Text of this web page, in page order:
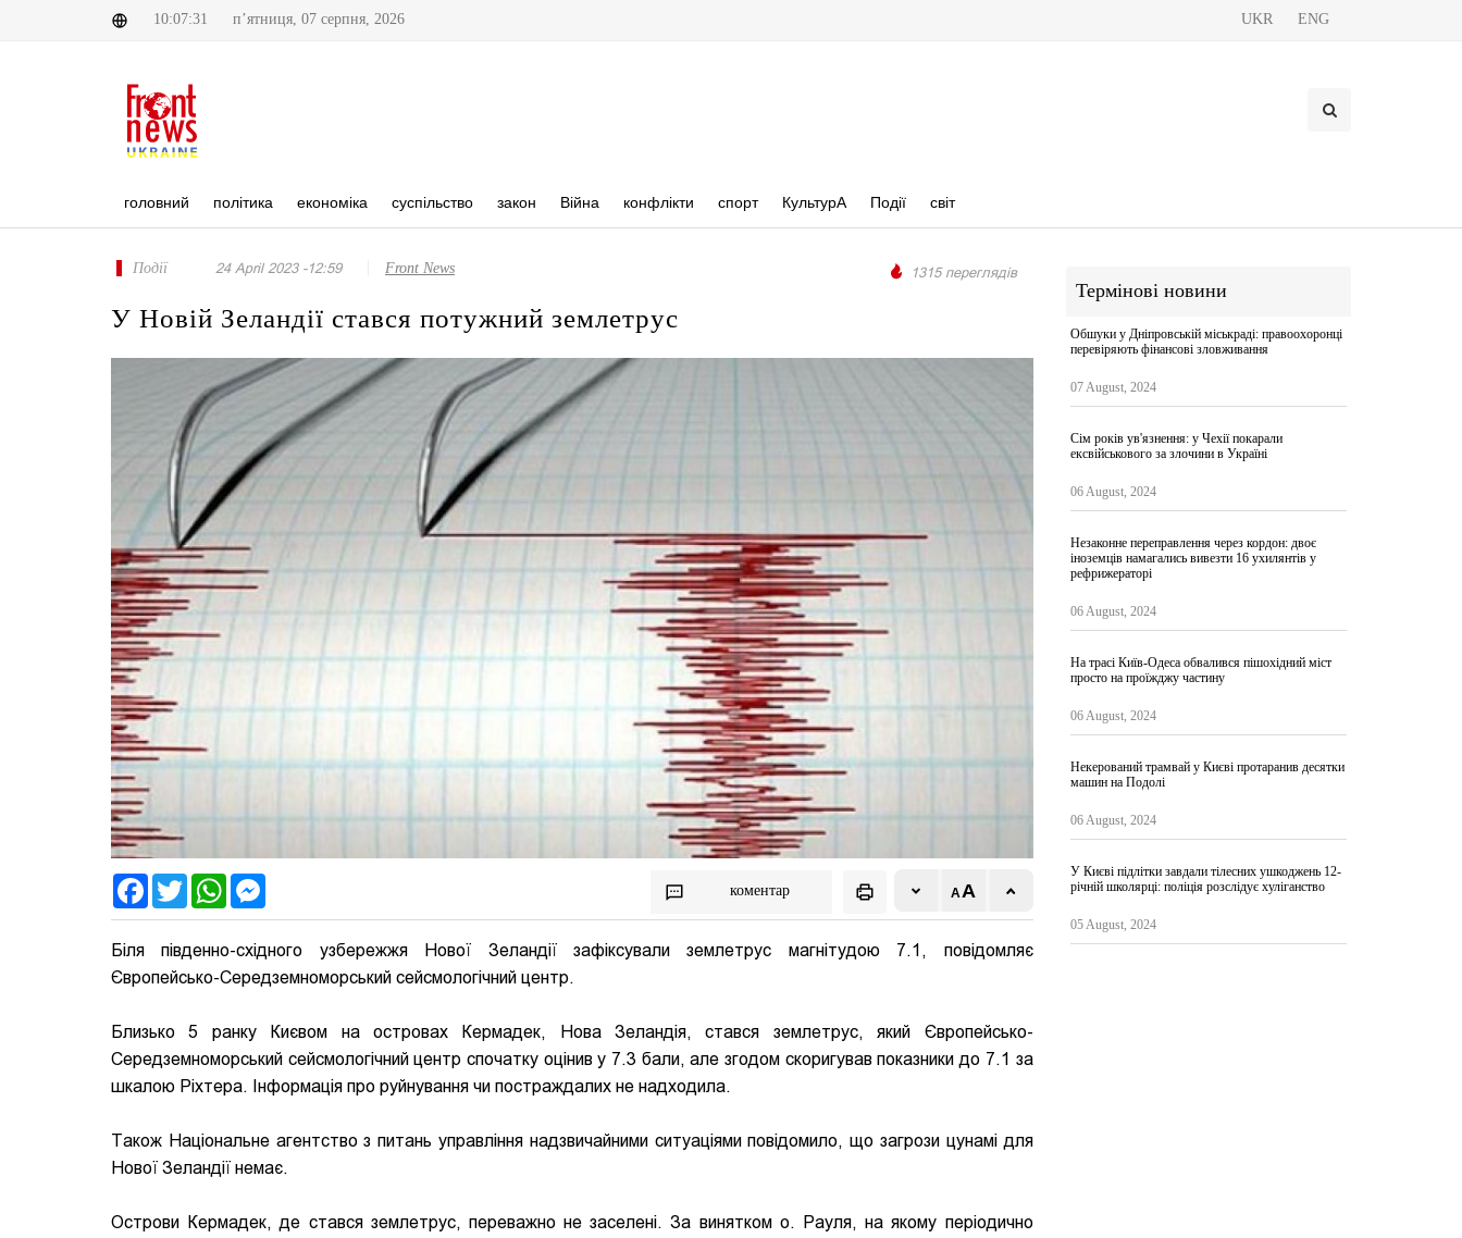
10:07:31 п’ятниця, 07 серпня, 2026 UKR ENG
головний політика економіка суспільство закон Війна конфлікти спорт КультурА Події світ
Події 24 April 2023 -12:59 Front News 1315 переглядів
У Новій Зеландії стався потужний землетрус
FacebookTwitter WhatsApp коментар
Біля південно-східного узбережжя Нової Зеландії зафіксували землетрус магнітудою 7.1, повідомляє
Європейсько-Середземноморський сейсмологічний центр.
Близько 5 ранку Києвом на островах Кермадек, Нова Зеландія, стався землетрус, який Європейсько-
Середземноморський сейсмологічний центр спочатку оцінив у 7.3 бали, але згодом скоригував показники до 7.1 за
шкалою Ріхтера. Інформація про руйнування чи постраждалих не надходила.
Також Національне агентство з питань управління надзвичайними ситуаціями повідомило, що загрози цунамі для
Нової Зеландії немає.
Острови Кермадек, де стався землетрус, переважно не заселені. За винятком о. Рауля, на якому періодично
Термінові новини
Обшуки у Дніпровській міськраді: правоохоронці
перевіряють фінансові зловживання
07 August, 2024
Сім років ув'язнення: у Чехії покарали
ексвійськового за злочини в Україні
06 August, 2024
Незаконне переправлення через кордон: двоє
іноземців намагались вивезти 16 ухилянтів у
рефрижераторі
06 August, 2024
На трасі Київ-Одеса обвалився пішохідний міст
просто на проїжджу частину
06 August, 2024
Некерований трамвай у Києві протаранив десятки
машин на Подолі
06 August, 2024
У Києві підлітки завдали тілесних ушкоджень 12-
річній школярці: поліція розслідує хуліганство
05 August, 2024